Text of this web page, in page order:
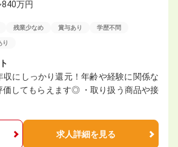
万円
残業少なめ 賞与あり 学歴不問
り
収にしっかり還元！年齢や経験に関係な
価してもらえます◎ ・取り扱う商品や接
求人詳細を見る